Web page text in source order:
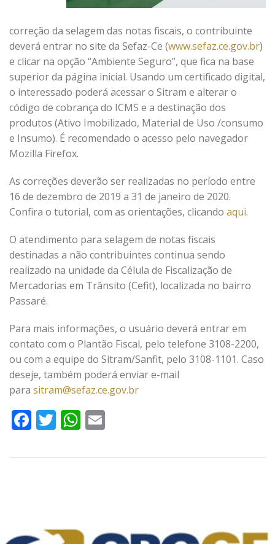
correção da selagem das notas fiscais, o contribuinte
deverá entrar no site da Sefaz-Ce (www.sefaz.ce.gov.br)
e clicar na opção “Ambiente Seguro”, que fica na base
superior da página inicial. Usando um certificado digital,
o interessado poderá acessar o Sitram e alterar o
código de cobrança do ICMS e a destinação dos
produtos (Ativo Imobilizado, Material de Uso /consumo
e Insumo). É recomendado o acesso pelo navegador
Mozilla Firefox.
As correções deverão ser realizadas no período entre
16 de dezembro de 2019 a 31 de janeiro de 2020.
Confira o tutorial, com as orientações, clicando aqui.
O atendimento para selagem de notas fiscais
destinadas a não contribuintes continua sendo
realizado na unidade da Célula de Fiscalização de
Mercadorias em Trânsito (Cefit), localizada no bairro
Passaré.
Para mais informações, o usuário deverá entrar em
contato com o Plantão Fiscal, pelo telefone 3108-2200,
ou com a equipe do Sitram/Sanfit, pelo 3108-1101. Caso
deseje, também poderá enviar e-mail
para sitram@sefaz.ce.gov.br
Facebook
TwitterWhatsApp